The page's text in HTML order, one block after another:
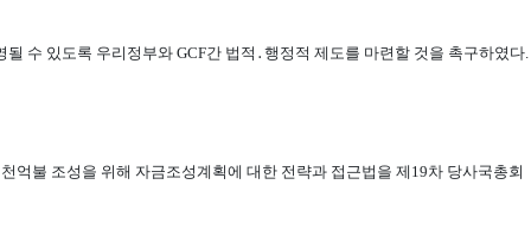
수 있도록 우리정부와 GCF간 법적․행정적 제도를 마련할 것을 촉구하였다.
억불 조성을 위해 자금조성계획에 대한 전략과 접근법을 제19차 당사국총회